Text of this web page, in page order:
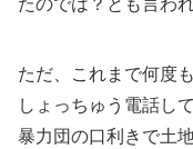
ただ、これまで何度
しょっちゅう電話し
暴力団の口利きで土